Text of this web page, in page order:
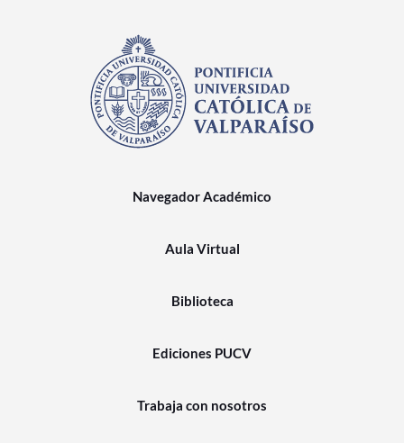
Navegador Académico
Aula Virtual
Biblioteca
Ediciones PUCV
Trabaja con nosotros